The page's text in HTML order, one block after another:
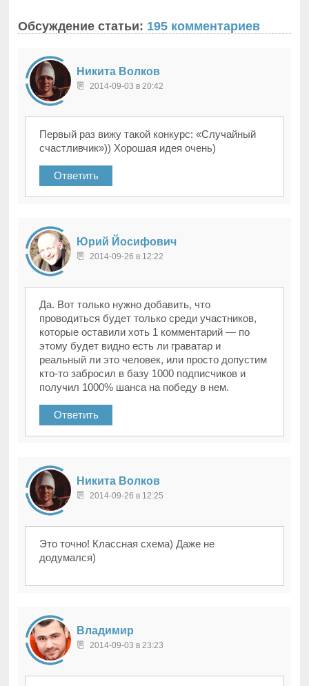
Обсуждение статьи: 195 комментариев
Никита Волков
2014-09-03 в 20:42
Первый раз вижу такой конкурс: «Случайный
счастливчик»)) Хорошая идея очень)
Ответить
Юрий Йосифович
2014-09-26 в 12:22
Да. Вот только нужно добавить, что
проводиться будет только среди участников,
которые оставили хоть 1 комментарий — по
этому будет видно есть ли граватар и
реальный ли это человек, или просто допустим
кто-то забросил в базу 1000 подписчиков и
получил 1000% шанса на победу в нем.
Ответить
Никита Волков
2014-09-26 в 12:25
Это точно! Классная схема) Даже не
додумался)
Владимир
2014-09-03 в 23:23